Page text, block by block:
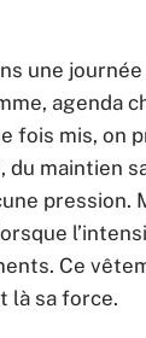
une
agenda
fois mis, on
du maintien
pression.
Ce
là sa force.